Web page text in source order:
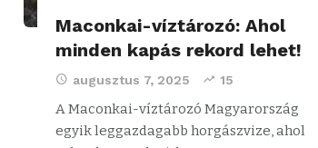
Maconkai-víztározó: Ahol
minden kapás rekord lehet!
augusztus 7, 2025 15
A Maconkai-víztározó Magyarország
egyik leggazdagabb horgászvize, ahol